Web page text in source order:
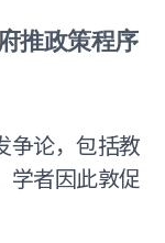
推政策程序
争论，包括教
学者因此敦促